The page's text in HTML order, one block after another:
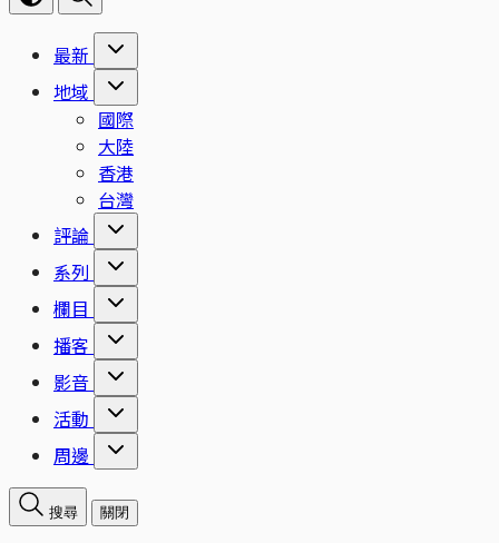
最新
地域
國際
大陸
香港
台灣
評論
系列
欄目
播客
影音
活動
周邊
搜尋 關閉